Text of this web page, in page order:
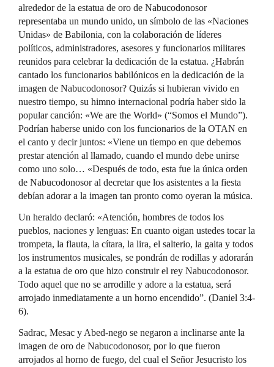
alrededor de la estatua de oro de Nabucodonosor
representaba un mundo unido, un símbolo de las «Naciones
Unidas» de Babilonia, con la colaboración de líderes
políticos, administradores, asesores y funcionarios militares
reunidos para celebrar la dedicación de la estatua. ¿Habrán
cantado los funcionarios babilónicos en la dedicación de la
imagen de Nabucodonosor? Quizás si hubieran vivido en
nuestro tiempo, su himno internacional podría haber sido la
popular canción: «We are the World» (“Somos el Mundo”).
Podrían haberse unido con los funcionarios de la OTAN en
el canto y decir juntos: «Viene un tiempo en que debemos
prestar atención al llamado, cuando el mundo debe unirse
como uno solo… «Después de todo, esta fue la única orden
de Nabucodonosor al decretar que los asistentes a la fiesta
debían adorar a la imagen tan pronto como oyeran la música.
Un heraldo declaró: «Atención, hombres de todos los
pueblos, naciones y lenguas: En cuanto oigan ustedes tocar la
trompeta, la flauta, la cítara, la lira, el salterio, la gaita y todos
los instrumentos musicales, se pondrán de rodillas y adorarán
a la estatua de oro que hizo construir el rey Nabucodonosor.
Todo aquel que no se arrodille y adore a la estatua, será
arrojado inmediatamente a un horno encendido”. (Daniel 3:4-
6).
Sadrac, Mesac y Abed-nego se negaron a inclinarse ante la
imagen de oro de Nabucodonosor, por lo que fueron
arrojados al horno de fuego, del cual el Señor Jesucristo los